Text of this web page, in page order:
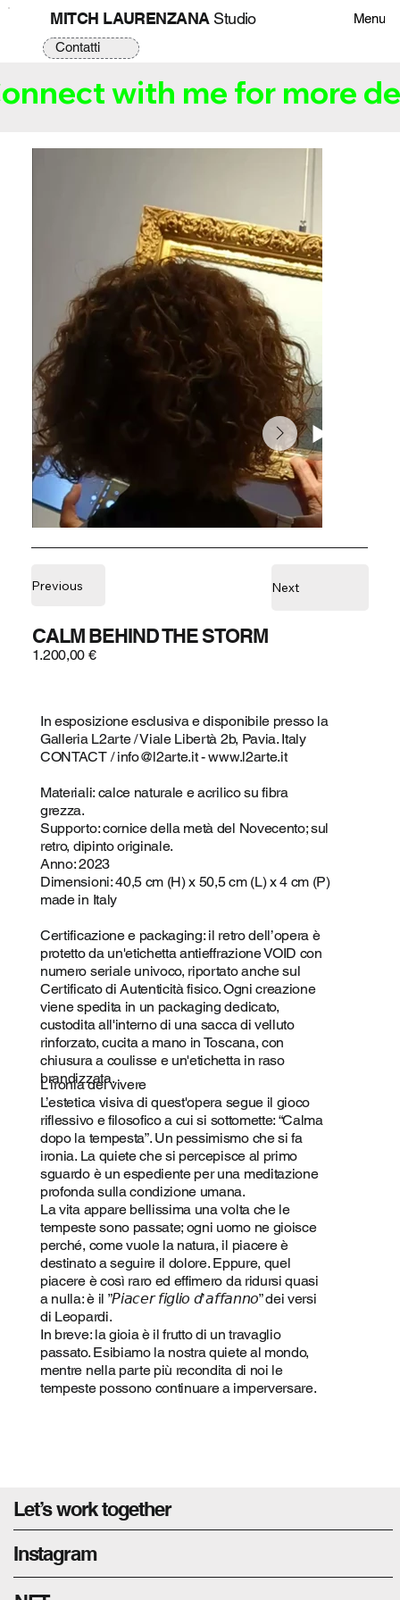
MITCH LAURENZANA Studio
Menu
Contatti
with me for more
CALM BEHIND THE STORM
1.200,00 €
In esposizione esclusiva e disponibile presso la
Galleria L2arte / Viale Libertà 2b, Pavia. Italy
CONTACT /info@l2arte.it-www.l2arte.it
Materiali: calce naturale e acrilico su fibra
grezza.
Supporto: cornice della metà del Novecento; sul
retro, dipinto originale.
Anno: 2023
Dimensioni: 40,5 cm (H) x 50,5 cm (L) x 4 cm (P)
made in Italy
Certificazione e packaging: il retro dell’opera è
protetto da un'etichetta antieffrazione VOID con
numero seriale univoco, riportato anche sul
Certificato di Autenticità fisico. Ogni creazione
viene spedita in un packaging dedicato,
custodita all'interno di una sacca di velluto
rinforzato, cucita a mano in Toscana, con
chiusura a coulisse e un'etichetta in raso
brandizzata.
L'ironia del vivere
L’estetica visiva di quest'opera segue il gioco
riflessivo e filosofico a cui si sottomette: “Calma
dopo la tempesta”. Un pessimismo che si fa
ironia. La quiete che si percepisce al primo
sguardo è un espediente per una meditazione
profonda sulla condizione umana.
La vita appare bellissima una volta che le
tempeste sono passate; ogni uomo ne gioisce
perché, come vuole la natura, il piacere è
destinato a seguire il dolore. Eppure, quel
piacere è così raro ed effimero da ridursi quasi
a nulla: è il ”𝘗𝘪𝘢𝘤𝘦𝘳 𝘧𝘪𝘨𝘭𝘪𝘰 𝘥’𝘢𝘧𝘧𝘢𝘯𝘯𝘰” dei versi
di Leopardi.
In breve: la gioia è il frutto di un travaglio
passato. Esibiamo la nostra quiete al mondo,
mentre nella parte più recondita di noi le
tempeste possono continuare a imperversare.
Next
Previous
Let’s work together
Instagram